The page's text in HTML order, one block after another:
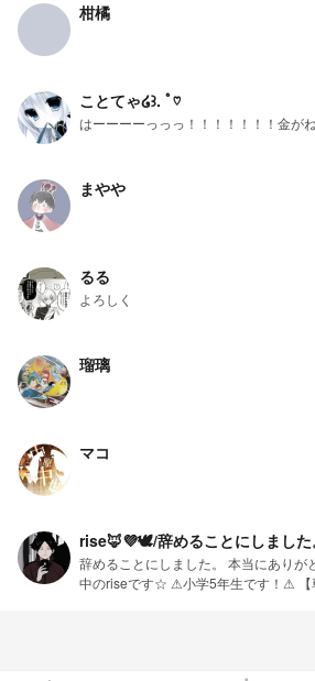
柑橘
ことてゃ໒꒱. ﾟ♡
はーーーーっっっ！！！！！！！金が
まやや
るる
よろしく
瑠璃
マコ
rise🦊💜🕊/辞めることにしました
辞めることにしました。 本当にありが
中のriseです☆ ⚠小学5年生です！⚠ 【尊敬して